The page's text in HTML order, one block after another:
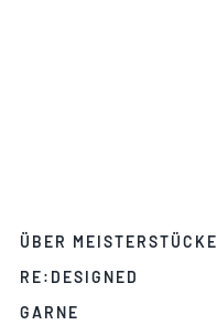
ÜBER MEISTERSTÜCKE
RE:DESIGNED
GARNE